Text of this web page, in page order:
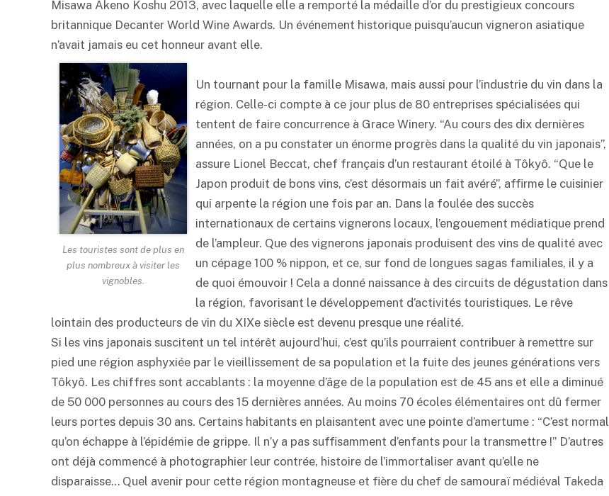
Misawa Akeno Koshu 2013, avec laquelle elle a remporté la médaille d’or du prestigieux concours
britannique Decanter World Wine Awards. Un événement historique puisqu’aucun vigneron asiatique
n’avait jamais eu cet honneur avant elle.
Les touristes sont de plus en
plus nombreux à visiter les
vignobles.
Un tournant pour la famille Misawa, mais aussi pour l’industrie du vin dans la
région. Celle-ci compte à ce jour plus de 80 entreprises spécialisées qui
tentent de faire concurrence à Grace Winery. “Au cours des dix dernières
années, on a pu constater un énorme progrès dans la qualité du vin japonais”,
assure Lionel Beccat, chef français d’un restaurant étoilé à Tôkyô. “Que le
Japon produit de bons vins, c’est désormais un fait avéré”, affirme le cuisinier
qui arpente la région une fois par an. Dans la foulée des succès
internationaux de certains vignerons locaux, l’engouement médiatique prend
de l’ampleur. Que des vignerons japonais produisent des vins de qualité avec
un cépage 100 % nippon, et ce, sur fond de longues sagas familiales, il y a
de quoi émouvoir ! Cela a donné naissance à des circuits de dégustation dans
la région, favorisant le développement d’activités touristiques. Le rêve
lointain des producteurs de vin du XIXe siècle est devenu presque une réalité.
Si les vins japonais suscitent un tel intérêt aujourd’hui, c’est qu’ils pourraient contribuer à remettre sur
pied une région asphyxiée par le vieillissement de sa population et la fuite des jeunes générations vers
Tôkyô. Les chiffres sont accablants : la moyenne d’âge de la population est de 45 ans et elle a diminué
de 50 000 personnes au cours des 15 dernières années. Au moins 70 écoles élémentaires ont dû fermer
leurs portes depuis 30 ans. Certains habitants en plaisantent avec une pointe d’amertume : “C’est normal
qu’on échappe à l’épidémie de grippe. Il n’y a pas suffisamment d’enfants pour la transmettre !” D’autres
ont déjà commencé à photographier leur contrée, histoire de l’immortaliser avant qu’elle ne
disparaisse… Quel avenir pour cette région montagneuse et fière du chef de samouraï médiéval Takeda